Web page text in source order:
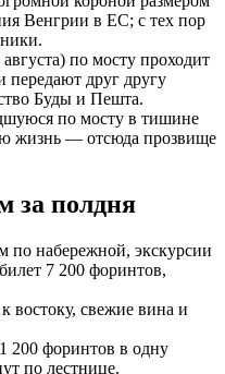
Венгрии в ЕС; с тех пор
по мосту проходит
друг другу
Буды и Пешта.
по мосту в тишине
жизнь — отсюда прозвище
за полдня
по набережной, экскурсии
7 200 форинтов,
востоку, свежие вина и
200 форинтов в одну
по лестнице.